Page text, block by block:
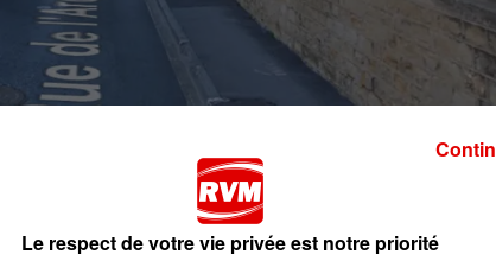
Le respect de votre vie privée est notre priorité